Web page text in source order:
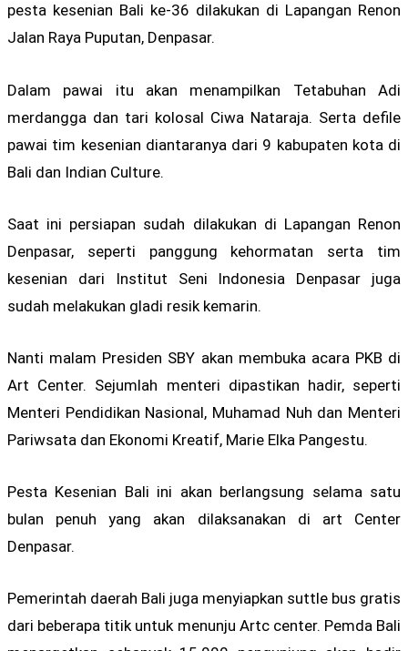
pesta kesenian Bali ke-36 dilakukan di Lapangan Renon
Jalan Raya Puputan, Denpasar.
Dalam pawai itu akan menampilkan Tetabuhan Adi
merdangga dan tari kolosal Ciwa Nataraja. Serta defile
pawai tim kesenian diantaranya dari 9 kabupaten kota di
Bali dan Indian Culture.
Saat ini persiapan sudah dilakukan di Lapangan Renon
Denpasar, seperti panggung kehormatan serta tim
kesenian dari Institut Seni Indonesia Denpasar juga
sudah melakukan gladi resik kemarin.
Nanti malam Presiden SBY akan membuka acara PKB di
Art Center. Sejumlah menteri dipastikan hadir, seperti
Menteri Pendidikan Nasional, Muhamad Nuh dan Menteri
Pariwsata dan Ekonomi Kreatif, Marie Elka Pangestu.
Pesta Kesenian Bali ini akan berlangsung selama satu
bulan penuh yang akan dilaksanakan di art Center
Denpasar.
Pemerintah daerah Bali juga menyiapkan suttle bus gratis
dari beberapa titik untuk menunju Artc center. Pemda Bali